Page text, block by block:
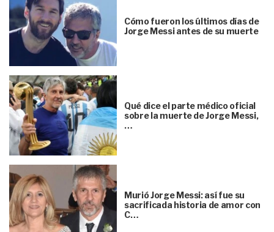
Cómo fueron los últimos días de
Jorge Messi antes de su muerte
Qué dice el parte médico oficial
sobre la muerte de Jorge Messi,
…
Murió Jorge Messi: así fue su
sacrificada historia de amor con
C…